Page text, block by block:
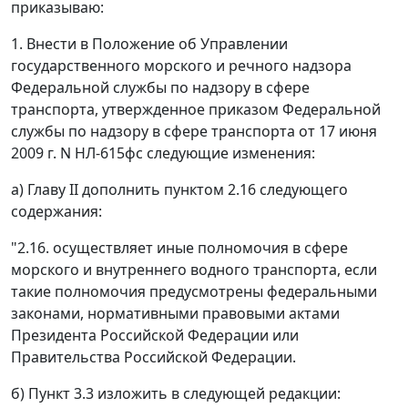
приказываю:
1. Внести в Положение об Управлении
государственного морского и речного надзора
Федеральной службы по надзору в сфере
транспорта, утвержденное приказом Федеральной
службы по надзору в сфере транспорта от 17 июня
2009 г. N НЛ-615фс следующие изменения:
а) Главу II дополнить пунктом 2.16 следующего
содержания:
"2.16. осуществляет иные полномочия в сфере
морского и внутреннего водного транспорта, если
такие полномочия предусмотрены федеральными
законами, нормативными правовыми актами
Президента Российской Федерации или
Правительства Российской Федерации.
б) Пункт 3.3 изложить в следующей редакции: